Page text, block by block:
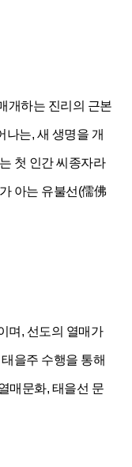
개하는 진리의 근본
나는, 새 생명을 개
첫 인간 씨종자라
아는 유불선(儒佛
며, 선도의 열매가
을주 수행을 통해
매문화, 태을선 문